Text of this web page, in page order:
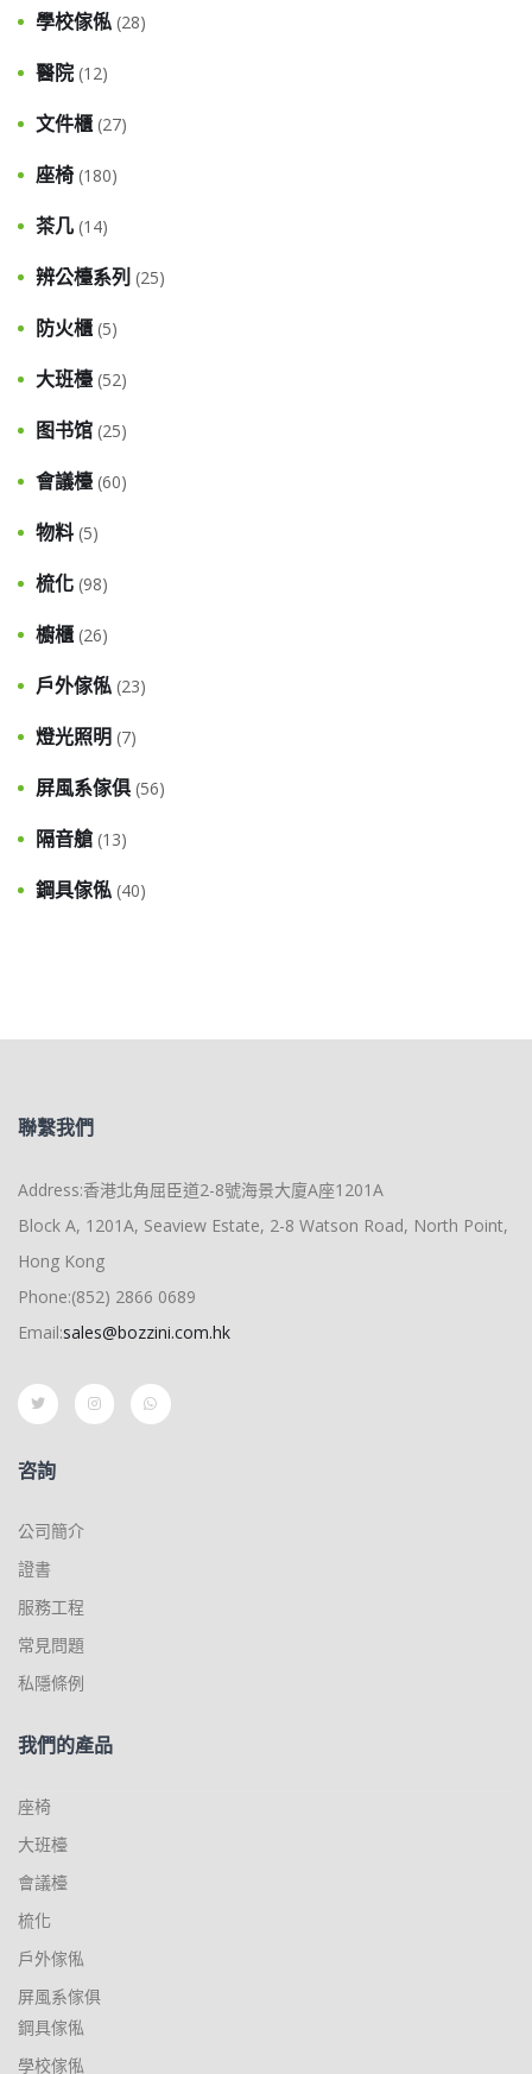
學校傢俬 (28)
醫院 (12)
文件櫃 (27)
座椅 (180)
茶几 (14)
辨公檯系列 (25)
防火櫃 (5)
大班檯 (52)
图书馆 (25)
會議檯 (60)
物料 (5)
梳化 (98)
櫥櫃 (26)
戶外傢俬 (23)
燈光照明 (7)
屏風系傢俱 (56)
隔音艙 (13)
鋼具傢俬 (40)
聯繫我們
Address:香港北角屈臣道2-8號海景大廈A座1201A
Block A, 1201A, Seaview Estate, 2-8 Watson Road, North Point,
Hong Kong
Phone:(852) 2866 0689
Email:sales@bozzini.com.hk
咨詢
公司簡介
證書
服務工程
常見問題
私隱條例
我們的產品
座椅
大班檯
會議檯
梳化
戶外傢俬
屏風系傢俱
鋼具傢俬
學校傢俬